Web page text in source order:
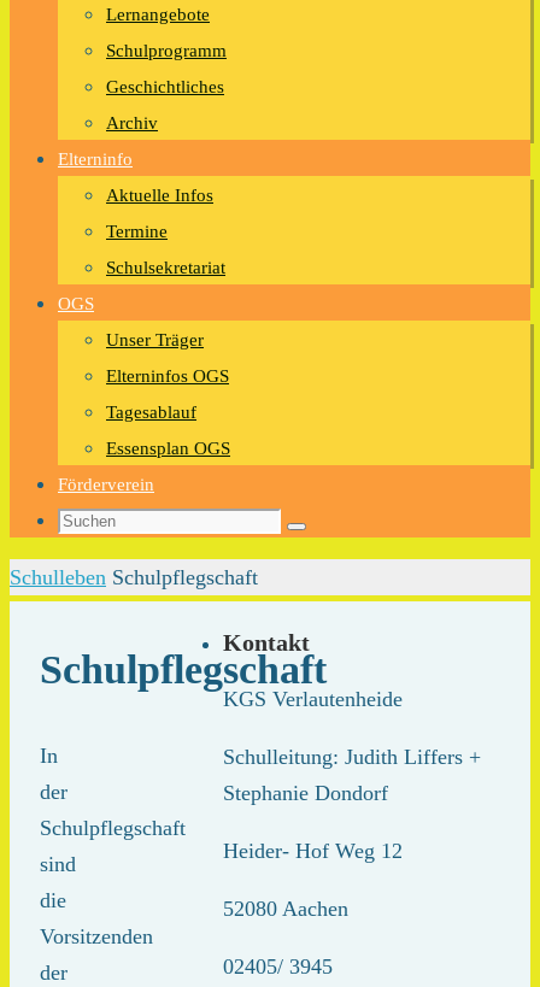
Lernangebote
Schulprogramm
Geschichtliches
Archiv
Elterninfo
Aktuelle Infos
Termine
Schulsekretariat
OGS
Unser Träger
Elterninfos OGS
Tagesablauf
Essensplan OGS
Förderverein
Suchen
nach:
Suchen
Home
Schulleben Schulpflegschaft
Schulpflegschaft
In
der
Schulpflegschaft
sind
die
Vorsitzenden
der
Kontakt
KGS Verlautenheide
Schulleitung: Judith Liffers +
Stephanie Dondorf
Heider- Hof Weg 12
52080 Aachen
02405/ 3945